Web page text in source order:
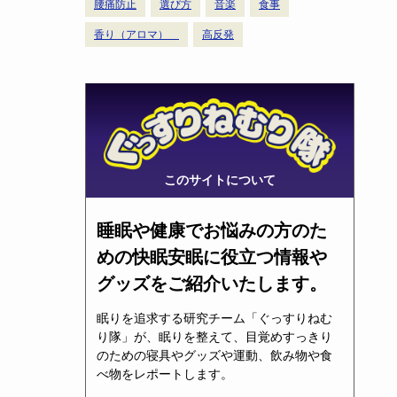
腰痛防止 選び方 音楽 食事
香り（アロマ） 高反発
このサイトについて
睡眠や健康でお悩みの方のた
めの快眠安眠に役立つ情報や
グッズをご紹介いたします。
眠りを追求する研究チーム「ぐっすりねむ
り隊」が、眠りを整えて、目覚めすっきり
のための寝具やグッズや運動、飲み物や食
べ物をレポートします。